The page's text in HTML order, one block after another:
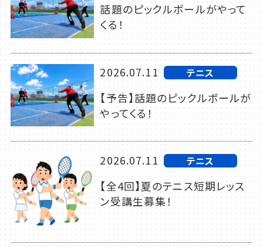
話題のピックルボールがやって
くる！
2026.07.11 テニス
【予告】話題のピックルボールが
やってくる！
2026.07.11 テニス
【全4回】夏のテニス短期レッス
ン受講生募集！